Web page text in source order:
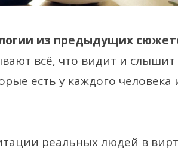
из предыдущих
всё, что видит и слышит
есть у каждого
реальных людей в